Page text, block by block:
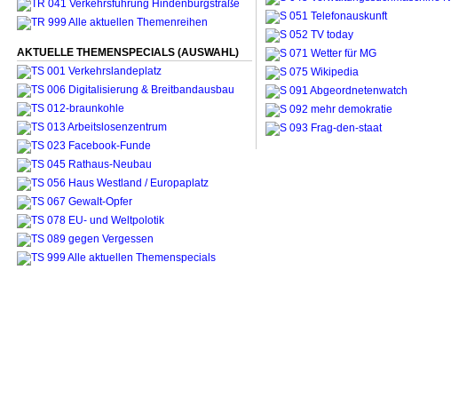
AKTUELLE THEMENSPECIALS (AUSWAHL)